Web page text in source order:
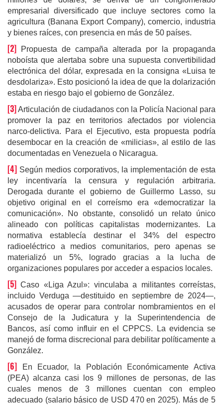
empresarial diversificado que incluye sectores como la
agricultura (Banana Export Company), comercio, industria
y bienes raíces, con presencia en más de 50 países.
[2]
Propuesta de campaña alterada por la propaganda
noboísta que alertaba sobre una supuesta convertibilidad
electrónica del dólar, expresada en la consigna «Luisa te
desdolariza». Esto posicionó la idea de que la dolarización
estaba en riesgo bajo el gobierno de González.
[3] Articulación de ciudadanos con la Policía Nacional para
promover la paz en territorios afectados por violencia
narco-delictiva. Para el Ejecutivo, esta propuesta podría
desembocar en la creación de «milicias», al estilo de las
documentadas en Venezuela o Nicaragua.
[4] Según medios corporativos, la implementación de esta
ley incentivaría la censura y regulación arbitraria.
Derogada durante el gobierno de Guillermo Lasso, su
objetivo original en el correísmo era «democratizar la
comunicación». No obstante, consolidó un relato único
alineado con políticas capitalistas modernizantes. La
normativa establecía destinar el 34% del espectro
radioeléctrico a medios comunitarios, pero apenas se
materializó un 5%, logrado gracias a la lucha de
organizaciones populares por acceder a espacios locales.
[5]
Caso «Liga Azul»: vinculaba a militantes correístas,
incluido Verduga —destituido en septiembre de 2024—,
acusados de operar para controlar nombramientos en el
Consejo de la Judicatura y la Superintendencia de
Bancos, así como influir en el CPPCS. La evidencia se
manejó de forma discrecional para debilitar políticamente a
González.
[6]
En Ecuador, la Población Económicamente Activa
(PEA) alcanza casi los 9 millones de personas, de las
cuales menos de 3 millones cuentan con empleo
adecuado (salario básico de USD 470 en 2025). Más de 5